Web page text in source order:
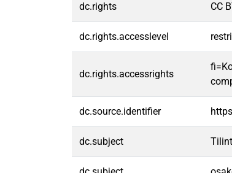
dc.rights CC
dc.rights.accesslevel
dc.rights.accessrights
dc.source.identifier
dc.subject